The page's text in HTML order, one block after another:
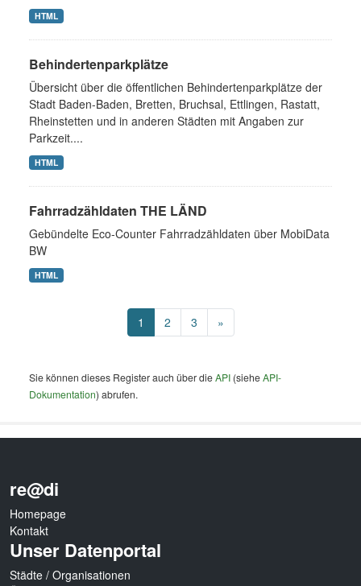
HTML
Behindertenparkplätze
Übersicht über die öffentlichen Behindertenparkplätze der
Stadt Baden-Baden, Bretten, Bruchsal, Ettlingen, Rastatt,
Rheinstetten und in anderen Städten mit Angaben zur
Parkzeit....
HTML
Fahrradzähldaten THE LÄND
Gebündelte Eco-Counter Fahrradzähldaten über MobiData
BW
HTML
1 2 3 »
Sie können dieses Register auch über dieAPI (sieheAPI-
Dokumentation) abrufen.
re@di
Homepage
Kontakt
Unser Datenportal
Städte / Organisationen